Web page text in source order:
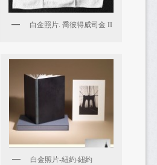
白金照片. 喬彼得威司金 II
白金照片-紐約‧紐約